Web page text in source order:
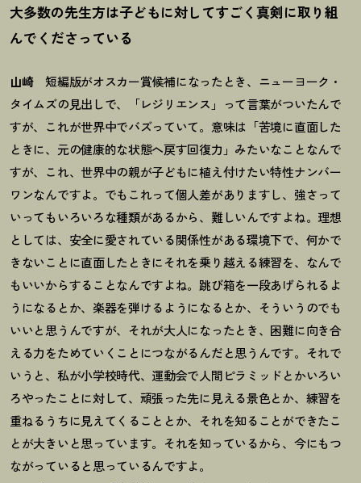
大多数の先生方は子どもに対してすごく真剣に取り組
んでくださっている
山崎短編版がオスカー賞候補になったとき、ニューヨーク・
タイムズの見出しで、「レジリエンス」って言葉がついたんで
すが、これが世界中でバズっていて。意味は「苦境に直面した
ときに、元の健康的な状態へ戻す回復力」みたいなことなんで
すが、これ、世界中の親が子どもに植え付けたい特性ナンバー
ワンなんですよ。でもこれって個人差がありますし、強さって
いってもいろいろな種類があるから、難しいんですよね。理想
としては、安全に愛されている関係性がある環境下で、何かで
きないことに直面したときにそれを乗り越える練習を、なんで
もいいからすることなんですよね。跳び箱を一段あげられるよ
うになるとか、楽器を弾けるようになるとか、そういうのでも
いいと思うんですが、それが大人になったとき、困難に向き合
える力をためていくことにつながるんだと思うんです。それで
いうと、私が小学校時代、運動会で人間ピラミッドとかいろい
ろやったことに対して、頑張った先に見える景色とか、練習を
重ねるうちに見えてくることとか、それを知ることができたこ
とが大きいと思っています。それを知っているから、今にもつ
ながっていると思っているんですよ。